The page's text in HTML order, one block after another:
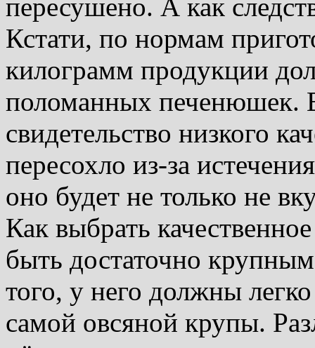
пересушено. А как
Кстати, по нормам
килограмм продукции
поломанных печенюшек.
свидетельство низкого
пересохло из-за
оно будет не только не
Как выбрать
быть достаточно
того, у него должны
самой овсяной крупы.